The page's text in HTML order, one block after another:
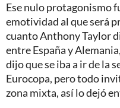
Ese nulo protagonismo
emotividad al que será
cuanto Anthony Taylor
entre España y
dijo que se iba a ir de la
Eurocopa, pero todo
zona mixta, así lo dejó